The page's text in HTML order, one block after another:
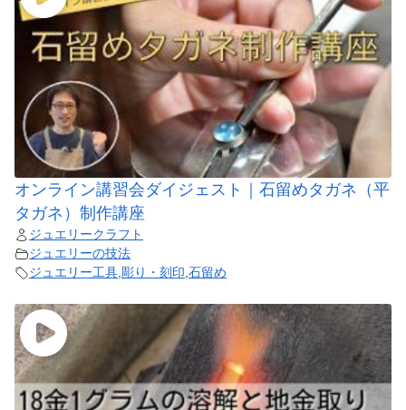
オンライン講習会ダイジェスト｜石留めタガネ（平
タガネ）制作講座
ジュエリークラフト
ジュエリーの技法
ジュエリー工具,彫り・刻印,石留め